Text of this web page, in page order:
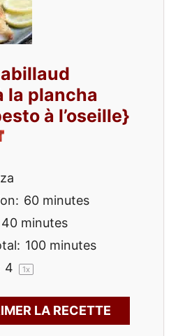
la plancha
à l’oseille}
60 minutes
40 minutes
100 minutes
4 1x
LA RECETTE